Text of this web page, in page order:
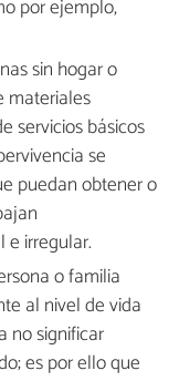
por ejemplo,
sin hogar o
materiales
servicios básicos
se
puedan obtener o
irregular.
o familia
al nivel de vida
no significar
es por ello que